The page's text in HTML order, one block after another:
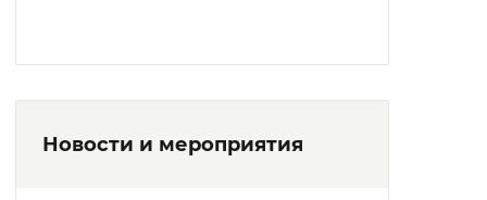
Новости и мероприятия